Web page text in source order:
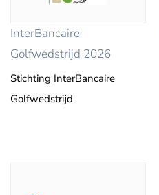
InterBancaire
Golfwedstrijd 2026
Stichting InterBancaire
Golfwedstrijd